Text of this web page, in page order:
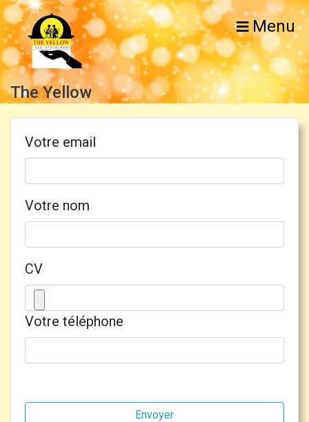
Menu
The Yellow
Votre email
Votre nom
CV
Votre téléphone
Envoyer